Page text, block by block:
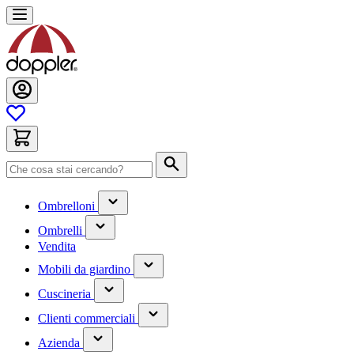
Salta
al
contenuto
Ombrelloni
(contiene
un
sottomenu)
Ombrelli
(contiene
un
Vendita
Mobili da giardino
(contiene
un
Cuscineria
(contiene
un
sottomenu)
Clienti commerciali
(has
submenu)
Azienda
(has
submenu)